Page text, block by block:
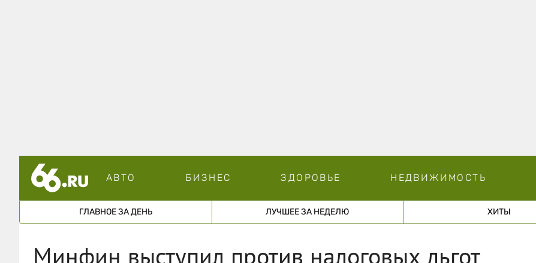
АВТО БИЗНЕС ЗДОРОВЬЕ НЕДВИЖИМОСТЬ
ГЛАВНОЕ ЗА ДЕНЬ ЛУЧШЕЕ ЗА НЕДЕЛЮ ХИТЫ
Минфин выступил против налоговых льгот